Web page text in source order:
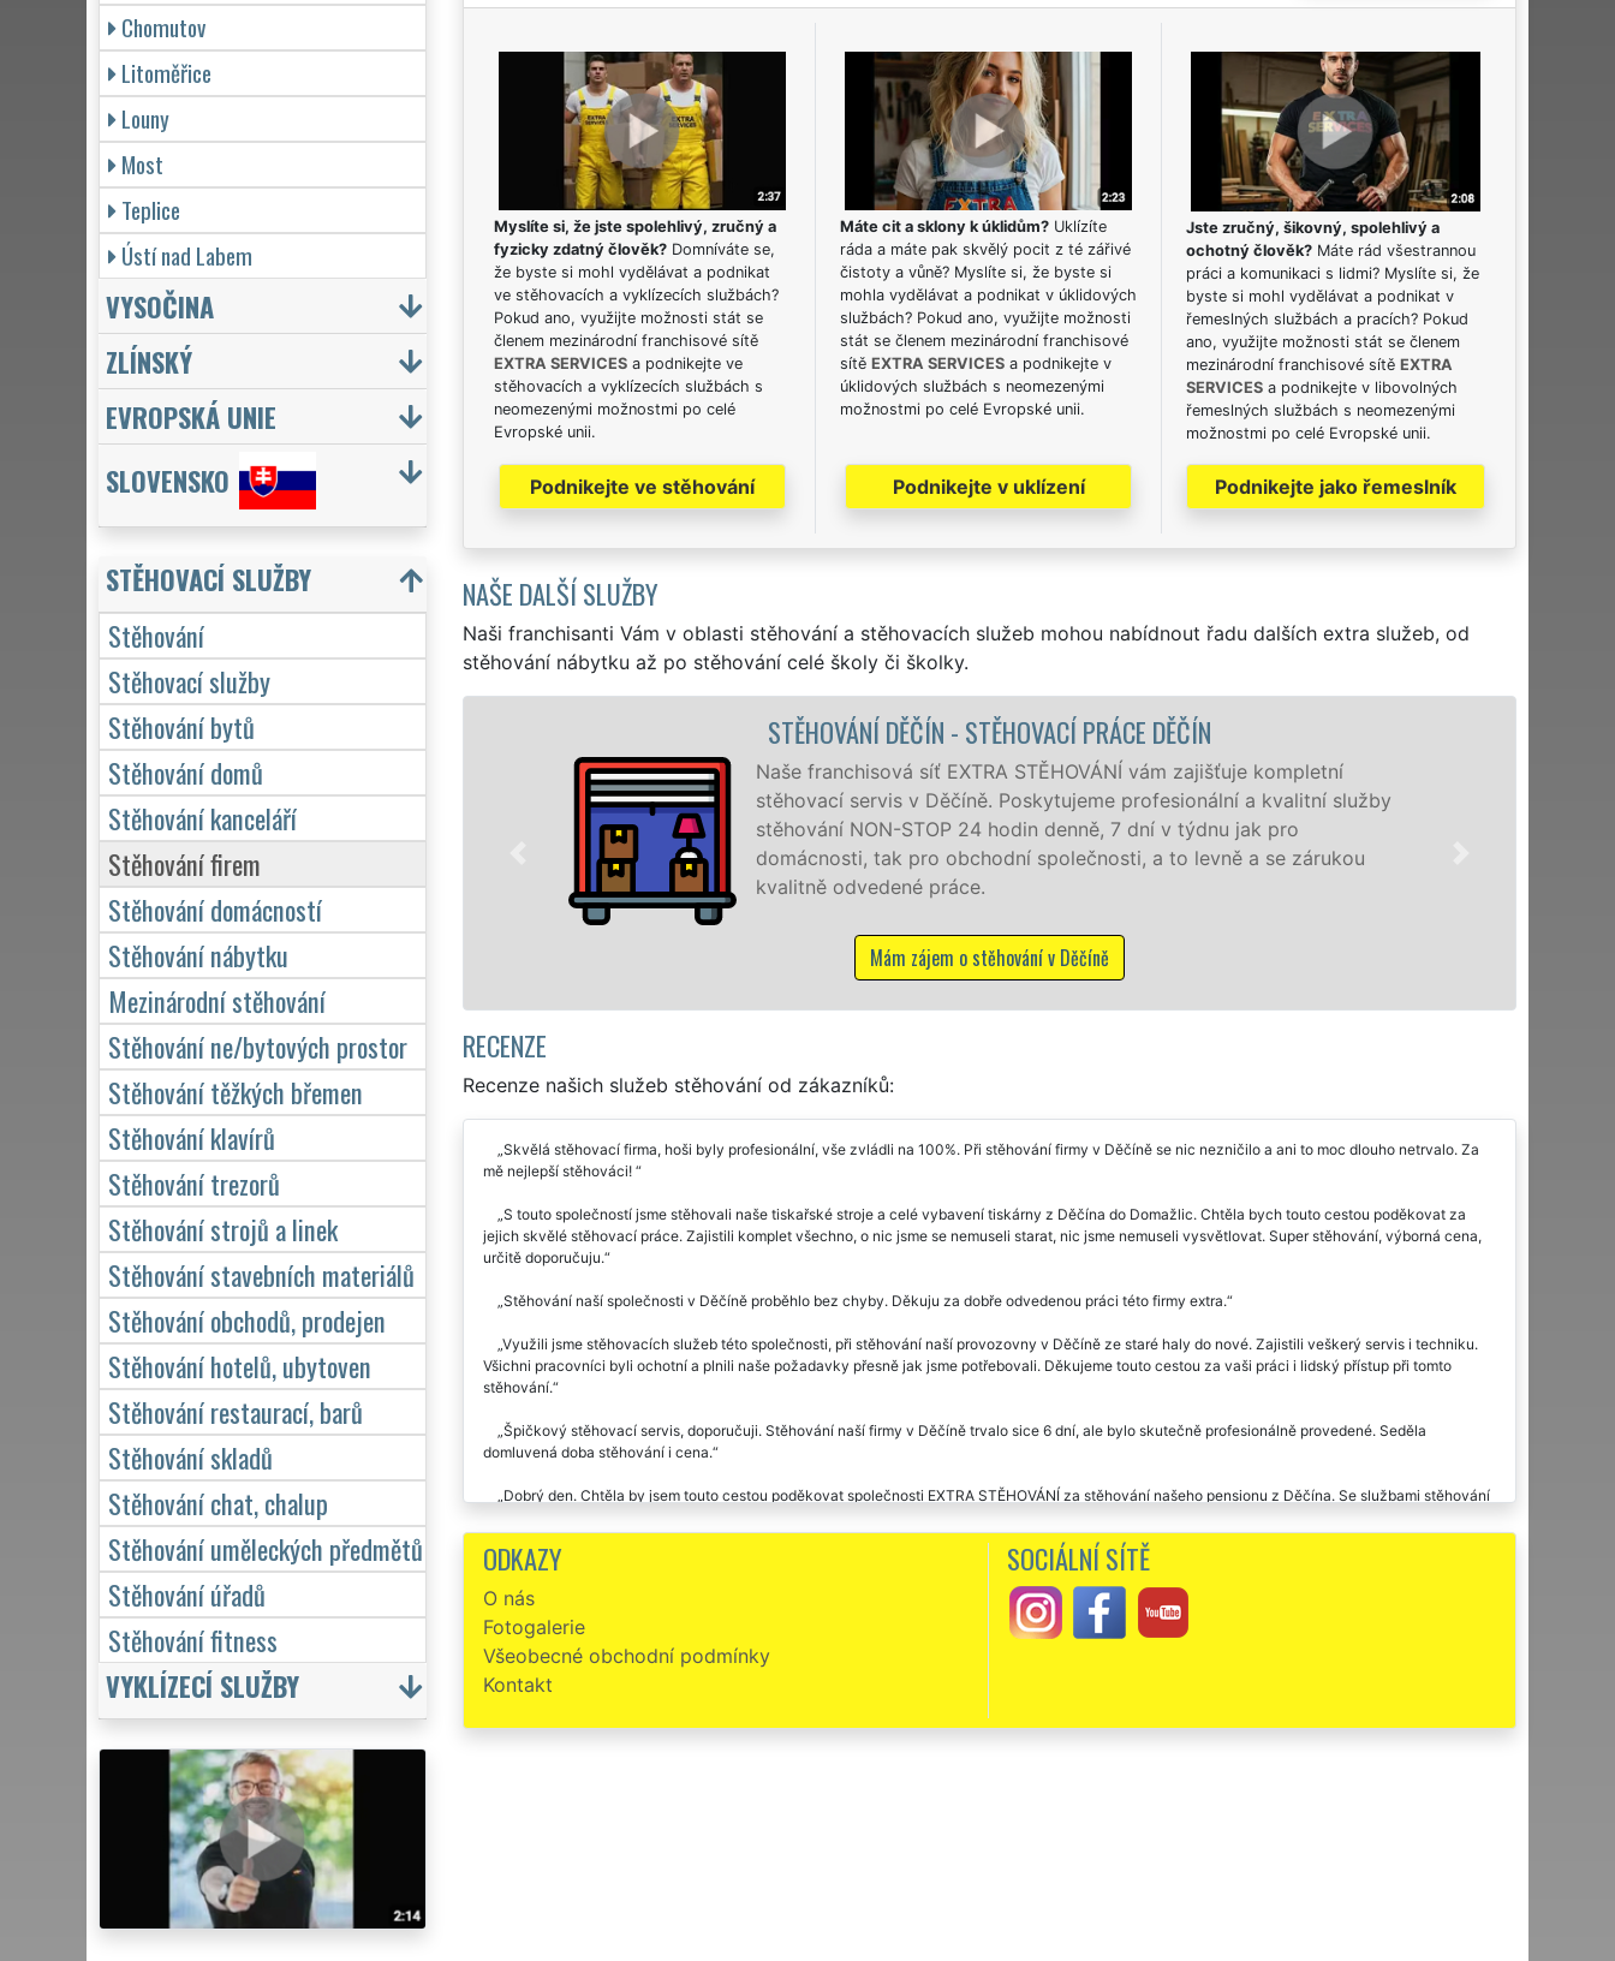
Myslíte si, že jste spolehlivý, zručný a
fyzicky zdatný člověk?Domníváte se,
že byste si mohl vydělávat a podnikat
ve stěhovacích a vyklízecích službách?
Pokud ano, využijte možnosti stát se
členem mezinárodní franchisové sítě
EXTRA SERVICESa podnikejte ve
stěhovacích a vyklízecích službách s
neomezenými možnostmi po celé
Evropské unii.
Podnikejte ve stěhování
Máte cit a sklony k úklidům?Uklízíte
ráda a máte pak skvělý pocit z té zářivé
čistoty a vůně? Myslíte si, že byste si
mohla vydělávat a podnikat v úklidových
službách? Pokud ano, využijte možnosti
stát se členem mezinárodní franchisové
sítě EXTRA SERVICESa podnikejte v
úklidových službách s neomezenými
možnostmi po celé Evropské unii.
Podnikejte v uklízení
Jste zručný, šikovný, spolehlivý a
ochotný člověk? Máte rád všestrannou
práci a komunikaci s lidmi? Myslíte si, že
byste si mohl vydělávat a podnikat v
řemeslných službách a pracích? Pokud
ano, využijte možnosti stát se členem
mezinárodní franchisové sítě EXTRA
SERVICES a podnikejte v libovolných
řemeslných službách s neomezenými
možnostmi po celé Evropské unii.
Podnikejte jako řemeslník
NAŠE DALŠÍ SLUŽBY
Naši franchisanti Vám v oblasti stěhování a stěhovacích služeb mohou nabídnout řadu dalších extra služeb, od
stěhování nábytku až po stěhování celé školy či školky.
STĚHOVÁNÍ DĚČÍN - STĚHOVACÍ PRÁCE DĚČÍN
Naše franchisová síť EXTRA STĚHOVÁNÍ vám zajišťuje kompletní
stěhovací servis v Děčíně. Poskytujeme profesionální a kvalitní služby
stěhování NON-STOP 24 hodin denně, 7 dní v týdnu jak pro
domácnosti, tak pro obchodní společnosti, a to levně a se zárukou
kvalitně odvedené práce.
RECENZE
Recenze našich služeb stěhování od zákazníků:
Skvělá stěhovací firma, hoši byly profesionální, vše zvládli na 100%. Při stěhování firmy v Děčíně se nic nezničilo a ani to moc dlouho netrvalo. Za
mě nejlepší stěhováci!
S touto společností jsme stěhovali naše tiskařské stroje a celé vybavení tiskárny z Děčína do Domažlic. Chtěla bych touto cestou poděkovat za
jejich skvělé stěhovací práce. Zajistili komplet všechno, o nic jsme se nemuseli starat, nic jsme nemuseli vysvětlovat. Super stěhování, výborná cena,
určitě doporučuju.
Stěhování naší společnosti v Děčíně proběhlo bez chyby. Děkuju za dobře odvedenou práci této firmy extra.
Využili jsme stěhovacích služeb této společnosti, při stěhování naší provozovny v Děčíně ze staré haly do nové. Zajistili veškerý servis i techniku.
Všichni pracovníci byli ochotní a plnili naše požadavky přesně jak jsme potřebovali. Děkujeme touto cestou za vaši práci i lidský přístup při tomto
stěhování.
Špičkový stěhovací servis, doporučuji. Stěhování naší firmy v Děčíně trvalo sice 6 dní, ale bylo skutečně profesionálně provedené. Seděla
domluvená doba stěhování i cena.
Dobrý den. Chtěla by jsem touto cestou poděkovat společnosti EXTRA STĚHOVÁNÍ za stěhování našeho pensionu z Děčína. Se službami stěhování
zase vše složili, rozhodili a rozmístili jak jsme potřebovali. Cena seděla přesně jak jsme se domluvili. Nikdy jsem podobné pochvaly nepsala, ale jelikož
mě kluci, místo toho aby si vzali zpropitné poprosili o napsání mé recenze, pokud jsem byla spokojená, činím tak. Byla jsem velmi spokojená a budu
ODKAZY
O nás
Fotogalerie
Všeobecné obchodní podmínky
Kontakt
SOCIÁLNÍ SÍTĚ
Chomutov
Litoměřice
Louny
Most
Teplice
Ústí nad Labem
VYSOČINA
ZLÍNSKÝ
EVROPSKÁ UNIE
SLOVENSKO
STĚHOVACÍ SLUŽBY
Stěhování
Stěhovací služby
Stěhování bytů
Stěhování domů
Stěhování kanceláří
Stěhování firem
Stěhování domácností
Stěhování nábytku
Mezinárodní stěhování
Stěhování ne/bytových prostor
Stěhování těžkých břemen
Stěhování klavírů
Stěhování trezorů
Stěhování strojů a linek
Stěhování stavebních materiálů
Stěhování obchodů, prodejen
Stěhování hotelů, ubytoven
Stěhování restaurací, barů
Stěhování skladů
Stěhování chat, chalup
Stěhování uměleckých předmětů
Stěhování úřadů
Stěhování fitness
VYKLÍZECÍ SLUŽBY